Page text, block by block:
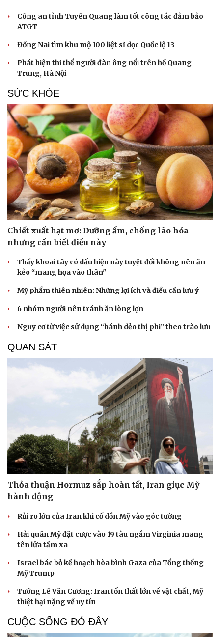
Tư vấn
Săn Tour
Câu chuyện thời sự
Cửa sổ tình yêu
Kể chuyện cho bé
Hạt giống tâm hồn
Công an tỉnh Tuyên Quang làm tốt công tác đảm bảo
ATGT
Đồng Nai tìm khu mộ 100 liệt sĩ dọc Quốc lộ 13
Phát hiện thi thể người đàn ông nổi trên hồ Quang
Trung, Hà Nội
SỨC KHỎE
Chiết xuất hạt mơ: Dưỡng ẩm, chống lão hóa
nhưng cần biết điều này
Thấy khoai tây có dấu hiệu này tuyệt đối không nên ăn
kẻo “mang họa vào thân"
Mỹ phẩm thiên nhiên: Những lợi ích và điều cần lưu ý
6 nhóm người nên tránh ăn lòng lợn
Nguy cơ từ việc sử dụng “bánh dẻo thị phi” theo trào lưu
QUAN SÁT
Thỏa thuận Hormuz sắp hoàn tất, Iran giục Mỹ
hành động
Rủi ro lớn của Iran khi cố dồn Mỹ vào góc tường
Hải quân Mỹ đặt cược vào 19 tàu ngầm Virginia mang
tên lửa tầm xa
Israel bác bỏ kế hoạch hòa bình Gaza của Tổng thống
Mỹ Trump
Tướng Lê Văn Cương: Iran tổn thất lớn về vật chất, Mỹ
thiệt hại nặng về uy tín
CUỘC SỐNG ĐÓ ĐÂY